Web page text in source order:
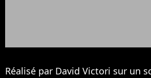
Réalisé par David Victori sur un